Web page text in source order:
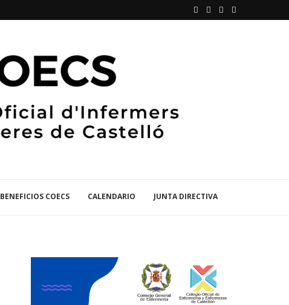
BENEFICIOS COECS CALENDARIO JUNTA DIRECTIVA